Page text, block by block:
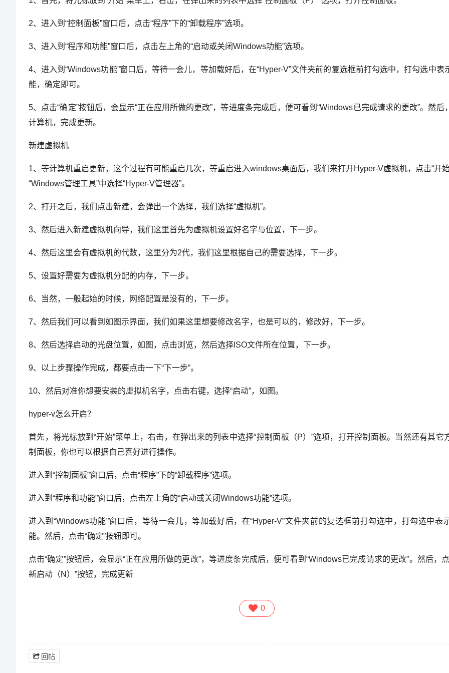
2、进入到“控制面板”窗口后，点击“程序”下的“卸载程序”选项。
3、进入到“程序和功能”窗口后，点击左上角的“启动或关闭Windows功能”选项。
4、进入到“Windows功能”窗口后，等待一会儿，等加载好后，在“Hyper-V”文件夹前的复选框前打勾选中，打勾选中表
能，确定即可。
5、点击“确定”按钮后，会显示“正在应用所做的更改”，等进度条完成后，便可看到“Windows已完成请求的更改”。然后
计算机，完成更新。
新建虚拟机
1、等计算机重启更新，这个过程有可能重启几次，等重启进入windows桌面后，我们来打开Hyper-V虚拟机，点击“开
“Windows管理工具”中选择“Hyper-V管理器”。
2、打开之后，我们点击新建，会弹出一个选择，我们选择“虚拟机”。
3、然后进入新建虚拟机向导，我们这里首先为虚拟机设置好名字与位置，下一步。
4、然后这里会有虚拟机的代数，这里分为2代，我们这里根据自己的需要选择，下一步。
5、设置好需要为虚拟机分配的内存，下一步。
6、当然，一般起始的时候，网络配置是没有的，下一步。
7、然后我们可以看到如图示界面，我们如果这里想要修改名字，也是可以的，修改好，下一步。
8、然后选择启动的光盘位置，如图，点击浏览，然后选择ISO文件所在位置，下一步。
9、以上步骤操作完成，都要点击一下“下一步”。
10、然后对准你想要安装的虚拟机名字，点击右键，选择“启动”，如图。
hyper-v怎么开启？
首先，将光标放到“开始”菜单上，右击，在弹出来的列表中选择“控制面板（P）”选项，打开控制面板。当然还有其它
制面板，你也可以根据自己喜好进行操作。
进入到“控制面板”窗口后，点击“程序”下的“卸载程序”选项。
进入到“程序和功能”窗口后，点击左上角的“启动或关闭Windows功能”选项。
进入到“Windows功能”窗口后，等待一会儿，等加载好后，在“Hyper-V”文件夹前的复选框前打勾选中，打勾选中表
能。然后，点击“确定”按钮即可。
点击“确定”按钮后，会显示“正在应用所做的更改”，等进度条完成后，便可看到“Windows已完成请求的更改”。然后，
新启动（N）”按钮，完成更新
0
回帖